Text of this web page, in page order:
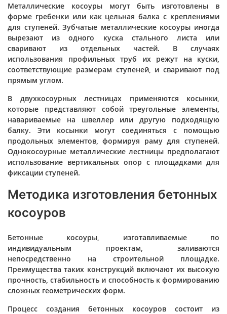
Металлические косоуры могут быть изготовлены в
форме гребенки или как цельная балка с креплениями
для ступеней. Зубчатые металлические косоуры иногда
вырезают из одного куска стального листа или
сваривают из отдельных частей. В случаях
использования профильных труб их режут на куски,
соответствующие размерам ступеней, и сваривают под
прямым углом.
В двухкосоурных лестницах применяются косынки,
которые представляют собой треугольные элементы,
навариваемые на швеллер или другую подходящую
балку. Эти косынки могут соединяться с помощью
продольных элементов, формируя раму для ступеней.
Однокосоурные металлические лестницы предполагают
использование вертикальных опор с площадками для
фиксации ступеней.
Методика изготовления бетонных
косоуров
Бетонные косоуры, изготавливаемые по
индивидуальным проектам, заливаются
непосредственно на строительной площадке.
Преимущества таких конструкций включают их высокую
прочность, стабильность и способность к формированию
сложных геометрических форм.
Процесс создания бетонных косоуров состоит из